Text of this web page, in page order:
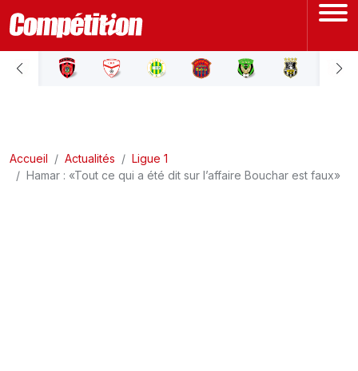
ACCUEIL
LIGUE 2
Accueil Actualités
Ligue 1
Hamar : «Tout ce qui a été dit sur l’affaire Bouchar est faux»